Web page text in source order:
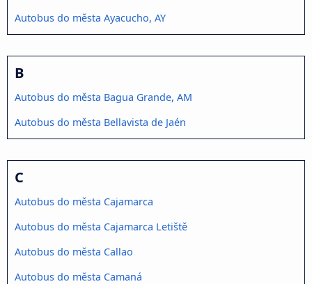
Autobus do města Ayacucho, AY
B
Autobus do města Bagua Grande, AM
Autobus do města Bellavista de Jaén
C
Autobus do města Cajamarca
Autobus do města Cajamarca Letiště
Autobus do města Callao
Autobus do města Camaná